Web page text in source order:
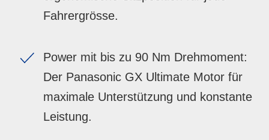
Fahrergrösse.
Power mit bis zu 90 Nm Drehmoment:
Der Panasonic GX Ultimate Motor für
maximale Unterstützung und konstante
Leistung.